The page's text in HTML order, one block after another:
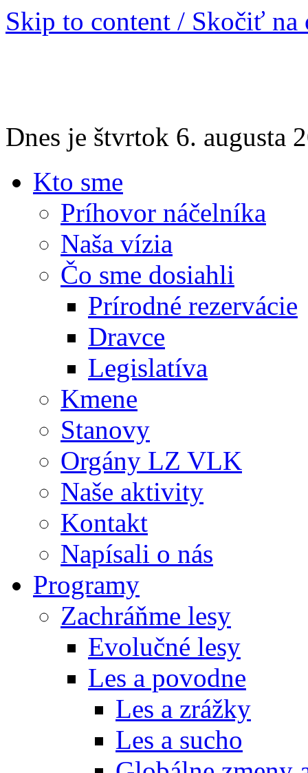
Skip to content / Skočiť na
Dnes je štvrtok 6. augusta
Kto sme
Príhovor náčelníka
Naša vízia
Čo sme dosiahli
Prírodné rezervácie
Dravce
Legislatíva
Kmene
Stanovy
Orgány LZ VLK
Naše aktivity
Kontakt
Napísali o nás
Programy
Zachráňme lesy
Evolučné lesy
Les a povodne
Les a zrážky
Les a sucho